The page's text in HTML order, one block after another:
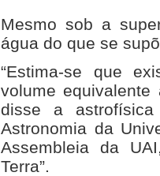
Mesmo sob a
água do que se
“Estima-se que
volume
disse a
Astronomia da
Assembleia da
Terra”.